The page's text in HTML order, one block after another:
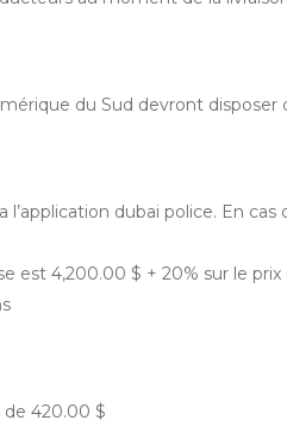
du Sud devront disposer
dubai police. En
est 4,200.00 $ + 20% sur le
de 420.00 $